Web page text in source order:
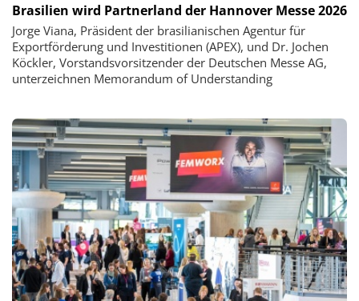
Brasilien wird Partnerland der Hannover Messe 2026
Jorge Viana, Präsident der brasilianischen Agentur für
Exportförderung und Investitionen (APEX), und Dr. Jochen
Köckler, Vorstandsvorsitzender der Deutschen Messe AG,
unterzeichnen Memorandum of Understanding